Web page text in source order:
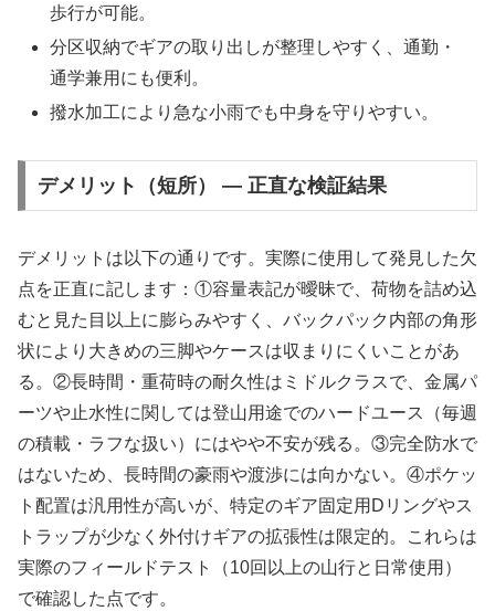
歩行が可能。
分区収納でギアの取り出しが整理しやすく、通勤・
通学兼用にも便利。
撥水加工により急な小雨でも中身を守りやすい。
デメリット（短所） — 正直な検証結果
デメリットは以下の通りです。実際に使用して発見した欠
点を正直に記します：①容量表記が曖昧で、荷物を詰め込
むと見た目以上に膨らみやすく、バックパック内部の角形
状により大きめの三脚やケースは収まりにくいことがあ
る。②長時間・重荷時の耐久性はミドルクラスで、金属パ
ーツや止水性に関しては登山用途でのハードユース（毎週
の積載・ラフな扱い）にはやや不安が残る。③完全防水で
はないため、長時間の豪雨や渡渉には向かない。④ポケッ
ト配置は汎用性が高いが、特定のギア固定用Dリングやス
トラップが少なく外付けギアの拡張性は限定的。これらは
実際のフィールドテスト（10回以上の山行と日常使用）
で確認した点です。